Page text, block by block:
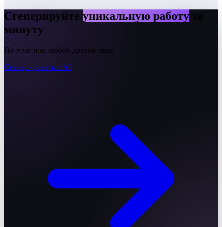
Сгенерируйте уникальную работу
минуту
По этой или любой другой теме.
Сгенерировать с AI